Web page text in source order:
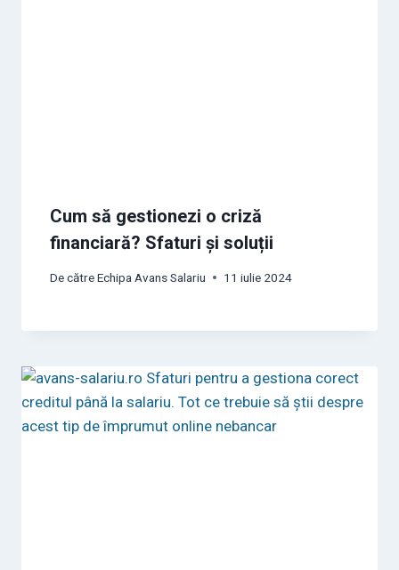
Cum să gestionezi o criză
financiară? Sfaturi și soluții
De cătreEchipa Avans Salariu 11 iulie 2024